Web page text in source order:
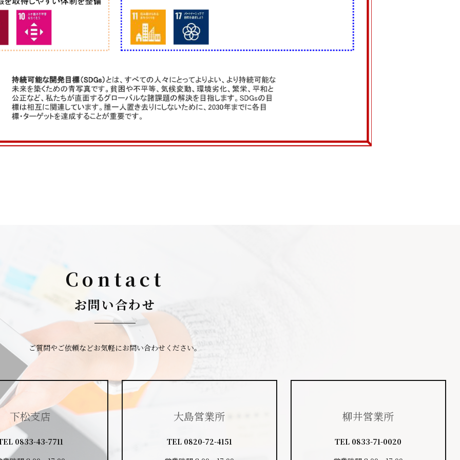
Contact
お問い合わせ
ご質問やご依頼などお気軽にお問い合わせください。
下松支店
0833-43-7711
大島営業所
TEL 0820-72-4151
柳井営業所
TEL 0833-71-0020